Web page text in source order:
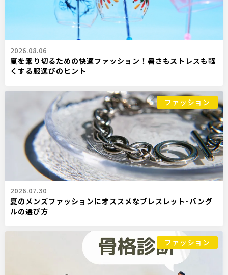
2026.08.06
夏を乗り切るための快適ファッション！暑さもストレスも軽
くする服選びのヒント
ファッション
2026.07.30
夏のメンズファッションにオススメなブレスレット･バング
ルの選び方
ファッション